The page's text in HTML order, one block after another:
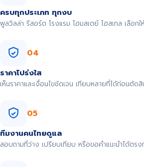
ครบทุกประเภท ทุกงบ
พูลวิลล่า รีสอร์ต โรงแรม โฮมสเตย์ โฮสเทล เลือก
04
ราคาโปร่งใส
เห็นราคาและเงื่อนไขชัดเจน เทียบหลายที่ได้ก่อนตัด
05
ทีมงานคนไทยดูแล
สอบถามที่ว่าง เปรียบเทียบ หรือขอคำแนะนำได้ตร